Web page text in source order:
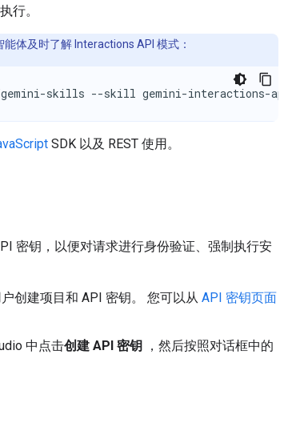
行。
体及时了解 Interactions API 模式：
skills --skill gemini-interactions-api
SDK 以及 REST 使用。
密钥，以便对请求进行身份验证、强制执行安
创建项目和 API 密钥。 您可以从 API 密钥页面
中点击创建 API 密钥 ，然后按照对话框中的